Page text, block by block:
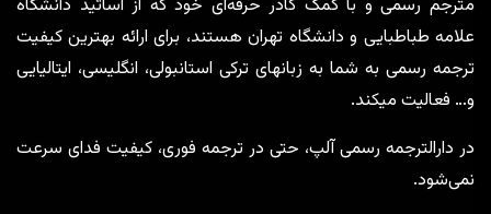
مترجم رسمی و با کمک کادر حرفه‌ای خود که از اساتید دانشگاه
علامه طباطبایی و دانشگاه تهران هستند، برای ارائه بهترین کیفیت
ترجمه رسمی به شما به زبانهای ترکی استانبولی، انگلیسی، ایتالیایی
و… فعالیت میکند.
در دارالترجمه رسمی آلپ، حتی در ترجمه‌ فوری، کیفیت فدای سرعت
نمی‌شود.